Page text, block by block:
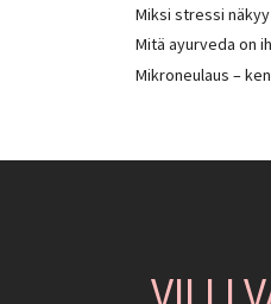
Miksi stressi näkyy
Mitä ayurveda on
Mikroneulaus –
VILLI